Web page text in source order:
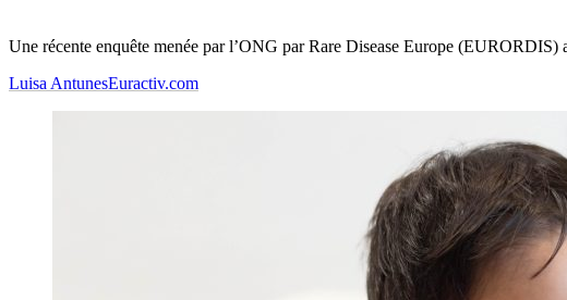
Une récente enquête menée par l’ONG par Rare Disease Europe (EURORDIS)
Luisa AntunesEuractiv.com